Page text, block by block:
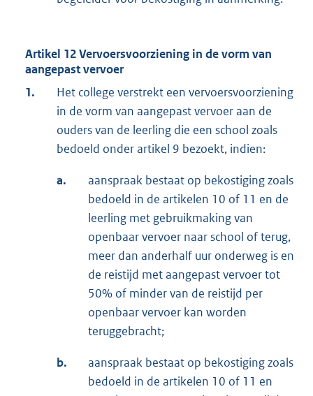
Artikel 12 Vervoersvoorziening in de vorm van
aangepast vervoer
1.
Het college verstrekt een vervoersvoorziening
in de vorm van aangepast vervoer aan de
ouders van de leerling die een school zoals
bedoeld onder artikel 9 bezoekt, indien:
a.
aanspraak bestaat op bekostiging zoals
bedoeld in de artikelen 10 of 11 en de
leerling met gebruikmaking van
openbaar vervoer naar school of terug,
meer dan anderhalf uur onderweg is en
de reistijd met aangepast vervoer tot
50% of minder van de reistijd per
openbaar vervoer kan worden
teruggebracht;
b.
aanspraak bestaat op bekostiging zoals
bedoeld in de artikelen 10 of 11 en